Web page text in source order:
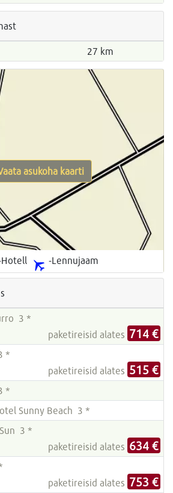
27 km
-Lennujaam
asukoha kaarti
3 *
paketireisid alates 714 €
*
paketireisid alates 515 €
*
Sunny Beach 3 *
3 *
paketireisid alates 634 €
paketireisid alates 753 €